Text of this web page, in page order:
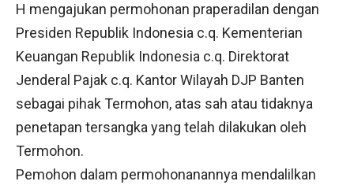
H mengajukan permohonan praperadilan dengan
Presiden Republik Indonesia c.q. Kementerian
Keuangan Republik Indonesia c.q. Direktorat
Jenderal Pajak c.q. Kantor Wilayah DJP Banten
sebagai pihak Termohon, atas sah atau tidaknya
penetapan tersangka yang telah dilakukan oleh
Termohon.
Pemohon dalam permohonanannya mendalilkan